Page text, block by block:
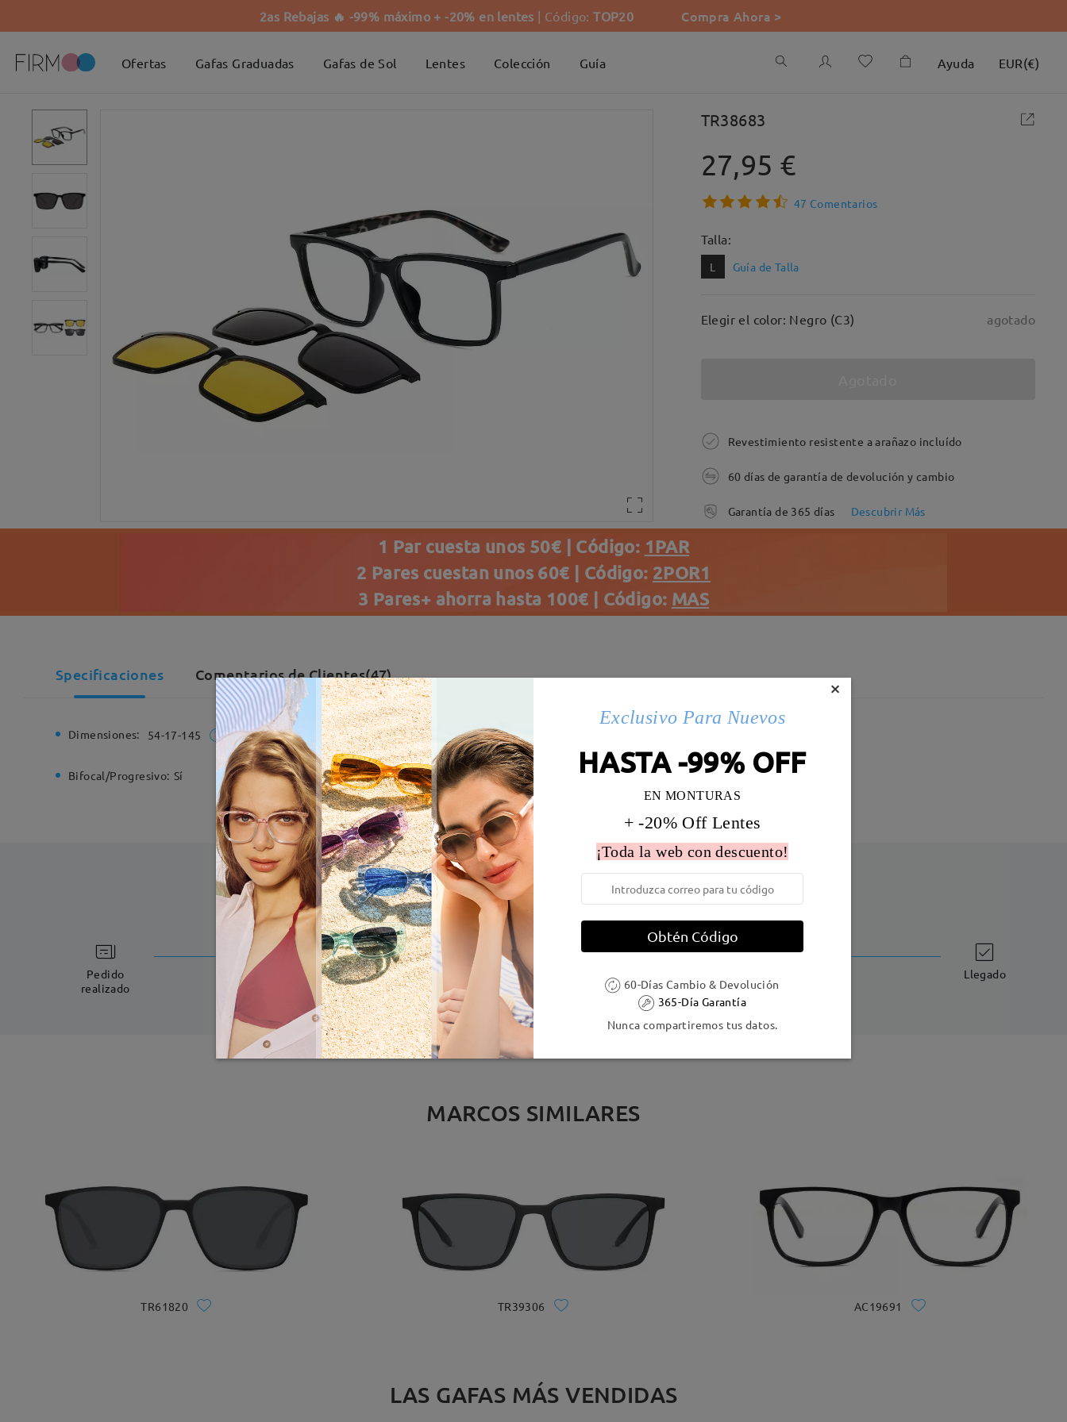
2as Rebajas 🔥 -99% máximo + -20% en lentes | Código:TOP20 Compra Ahora >
Ofertas Gafas Graduadas Gafas de Sol Lentes Colección Guía Ayuda EUR(€)
TR38683
27,95 €
47 Comentarios
Talla:
L Guía de Talla
Elegir el color: Negro (C3) agotado
Revestimiento resistente a arañazo incluído
60 días de garantía de devolución y cambio
Garantía de 365 días Descubrir Más
1 Par cuesta unos 50€ | Código: 1PAR
2 Pares cuestan unos 60€ | Código: 2POR1
3 Pares+ ahorra hasta 100€ | Código: MAS
Specificaciones Comentarios de Clientes(47)
Dimensiones: 54-17-145 Ancho de la montura: 136 mm (Largo)
Bifocal/Progresivo: Sí Bisagra de resorte: Sí Material de la montura:
DELIVERY
Pedido
realizado
Fabricación
5-7 días laborales detalles Llegado
MARCOS SIMILARES
TR61820 TR39306 AC19691
LAS GAFAS MÁS VENDIDAS
×
Exclusivo Para Nuevos
HASTA -99% OFF
EN MONTURAS
+ -20% Off Lentes
¡Toda la web con descuento!
Obtén Código
60-Días Cambio & Devolución
365-Día Garantía
Nunca compartiremos tus datos.